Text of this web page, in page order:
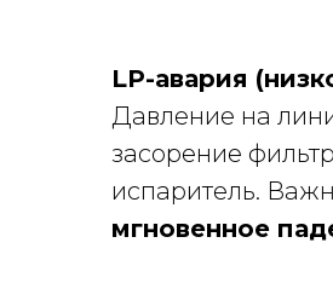
LP-авария
Давление на
засорение
испаритель.
мгновенное